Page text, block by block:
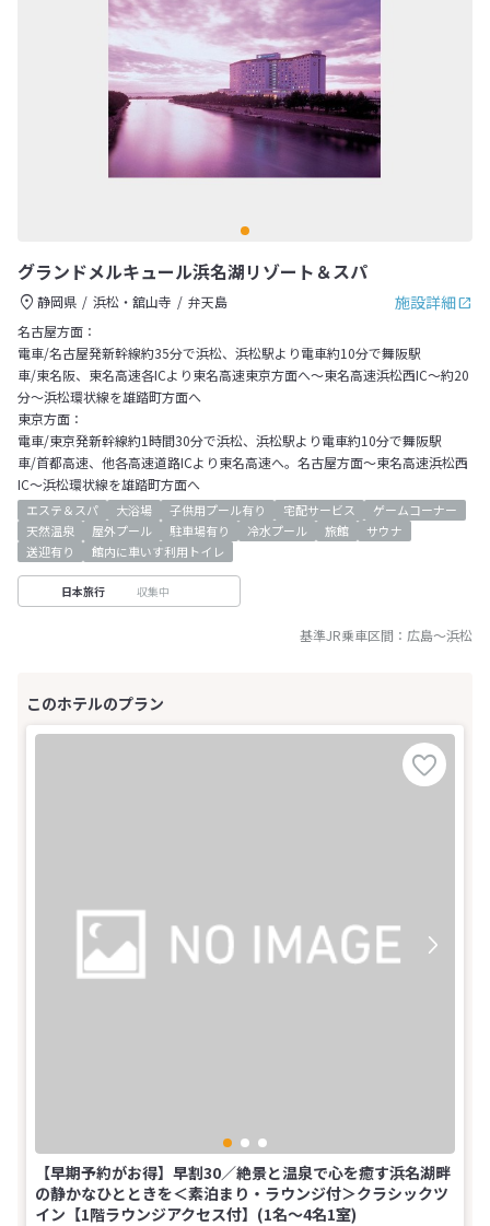
グランドメルキュール浜名湖リゾート＆スパ
施設詳細
静岡県 浜松・舘山寺
弁天島
名古屋方面：
電車/名古屋発新幹線約35分で浜松、浜松駅より電車約10分で舞阪駅
車/東名阪、東名高速各ICより東名高速東京方面へ～東名高速浜松西IC～約20
分～浜松環状線を雄踏町方面へ
東京方面：
電車/東京発新幹線約1時間30分で浜松、浜松駅より電車約10分で舞阪駅
車/首都高速、他各高速道路ICより東名高速へ。名古屋方面～東名高速浜松西
IC～浜松環状線を雄踏町方面へ
エステ＆スパ 大浴場 子供用プール有り 宅配サービス
ゲームコーナー
天然温泉
屋外プール 駐車場有り 冷水プール 旅館
サウナ
送迎有り
館内に車いす利用トイレ
日本旅行 収集中
基準JR乗車区間： 広島～浜松
【早期予約がお得】早割30／絶景と温泉で心を癒す浜名湖畔
の静かなひとときを＜素泊まり・ラウンジ付＞クラシックツ
イン【1階ラウンジアクセス付】(1名～4名1室)